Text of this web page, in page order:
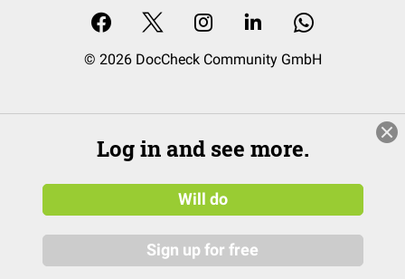
© 2026 DocCheck Community GmbH
Log in and see more.
Will do
Sign up for free